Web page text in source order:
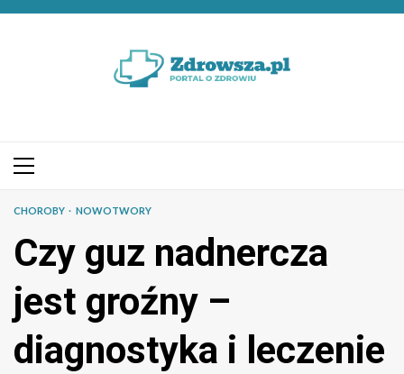
Przejdź
Menu
CHOROBY NOWOTWORY
Czy guz nadnercza
jest groźny –
diagnostyka i leczenie